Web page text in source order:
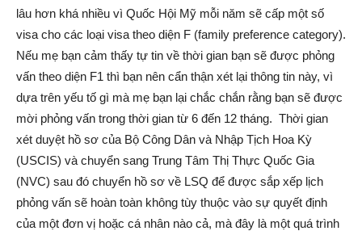
lâu hơn khá nhiều vì Quốc Hội Mỹ mỗi năm sẽ cấp một số
visa cho các loại visa theo diện F (family preference category).
Nếu mẹ bạn cảm thấy tự tin về thời gian bạn sẽ được phỏng
vấn theo diện F1 thì bạn nên cẩn thận xét lại thông tin này, vì
dựa trên yếu tố gì mà mẹ bạn lại chắc chắn rằng bạn sẽ được
mời phỏng vấn trong thời gian từ 6 đến 12 tháng. Thời gian
xét duyệt hồ sơ của Bộ Công Dân và Nhập Tịch Hoa Kỳ
(USCIS) và chuyển sang Trung Tâm Thị Thực Quốc Gia
(NVC) sau đó chuyển hồ sơ về LSQ để được sắp xếp lịch
phỏng vấn sẽ hoàn toàn không tùy thuộc vào sự quyết định
của một đơn vị hoặc cá nhân nào cả, mà đây là một quá trình